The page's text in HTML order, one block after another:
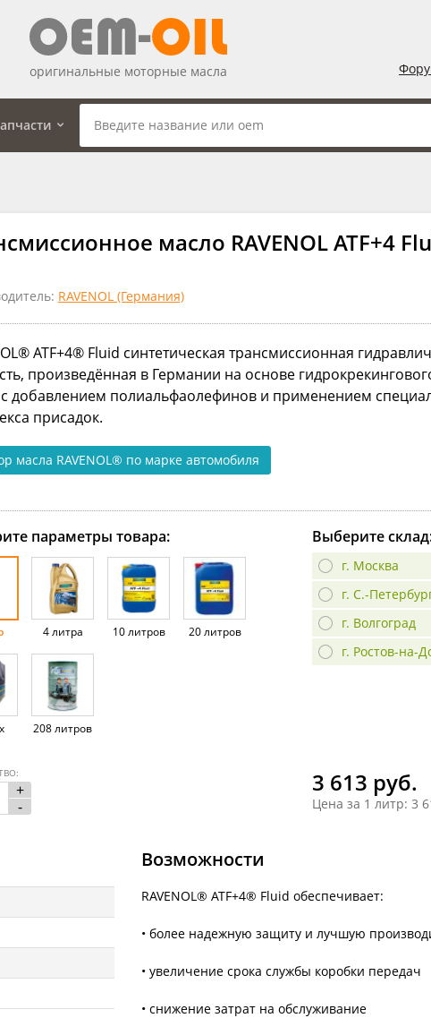
оригинальные моторные масла
масло RAVENOL ATF+4
RAVENOL (Германия)
ATF+4® Fluid синтетическая трансмиссионная
произведённая в Германии на основе
добавлением полиальфаолефинов и применением
присадок.
масла RAVENOL® по марке автомобиля
параметры товара:
4 литра 10 литров 20 литров
208 литров
Выберите
г. Москва
г. С.-
г. Волгоград
г. Ростов-на-
3 613 руб.
Цена за 1 литр: 3
+
-
Возможности
RAVENOL® ATF+4® Fluid обеспечивает:
• более надежную защиту и лучшую
• увеличение срока службы коробки передач
• снижение затрат на обслуживание